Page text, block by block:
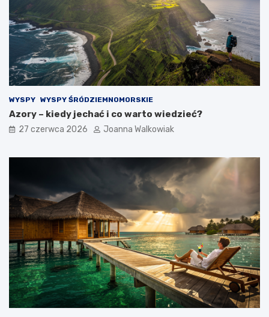
WYSPY WYSPY ŚRÓDZIEMNOMORSKIE
Azory – kiedy jechać i co warto wiedzieć?
27 czerwca 2026 Joanna Walkowiak